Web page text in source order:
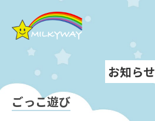
お知らせ
ごっこ遊び